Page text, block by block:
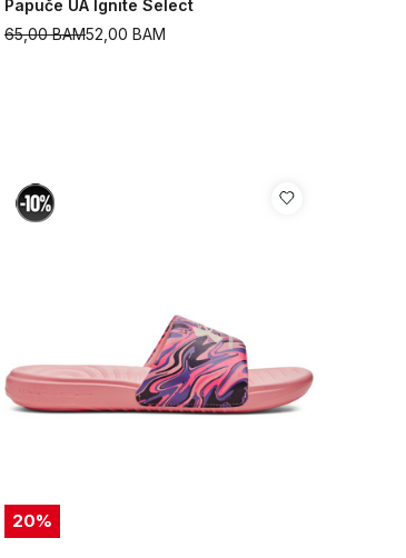
Papuče UA Ignite Select
52,00 BAM
65,00BAM
20%